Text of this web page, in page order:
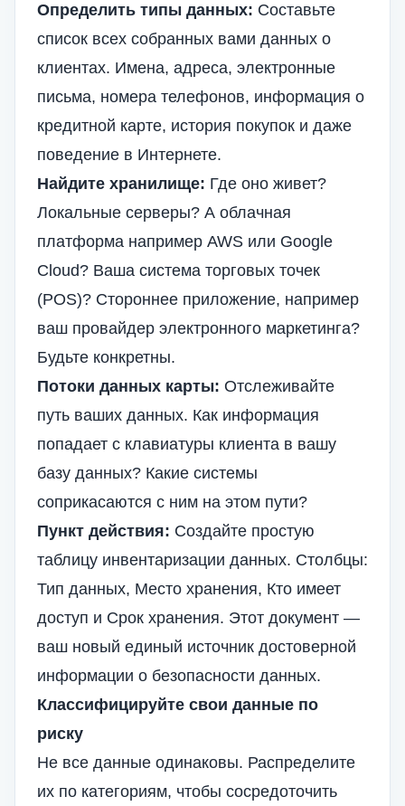
Определить типы данных: Составьте
список всех собранных вами данных о
клиентах. Имена, адреса, электронные
письма, номера телефонов, информация о
кредитной карте, история покупок и даже
поведение в Интернете.
Найдите хранилище: Где оно живет?
Локальные серверы? А облачная
платформа например AWS или Google
Cloud? Ваша система торговых точек
(POS)? Стороннее приложение, например
ваш провайдер электронного маркетинга?
Будьте конкретны.
Потоки данных карты: Отслеживайте
путь ваших данных. Как информация
попадает с клавиатуры клиента в вашу
базу данных? Какие системы
соприкасаются с ним на этом пути?
Пункт действия: Создайте простую
таблицу инвентаризации данных. Столбцы:
Тип данных, Место хранения, Кто имеет
доступ и Срок хранения. Этот документ —
ваш новый единый источник достоверной
информации о безопасности данных.
Классифицируйте свои данные по
риску
Не все данные одинаковы. Распределите
их по категориям, чтобы сосредоточить